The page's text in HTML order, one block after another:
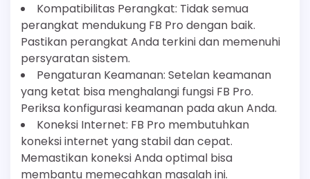
Kompatibilitas Perangkat: Tidak semua
perangkat mendukung FB Pro dengan baik.
Pastikan perangkat Anda terkini dan memenuhi
persyaratan sistem.
Pengaturan Keamanan: Setelan keamanan
yang ketat bisa menghalangi fungsi FB Pro.
Periksa konfigurasi keamanan pada akun Anda.
Koneksi Internet: FB Pro membutuhkan
koneksi internet yang stabil dan cepat.
Memastikan koneksi Anda optimal bisa
membantu memecahkan masalah ini.